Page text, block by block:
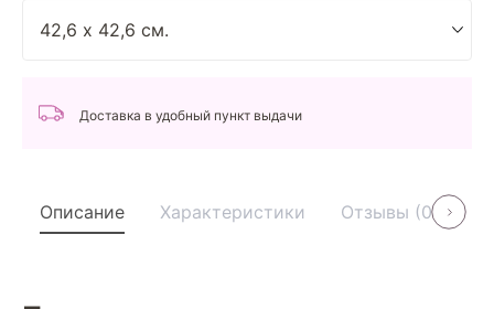
Доставка в удобный пункт выдачи
Описание Характеристики Отзывы (0)